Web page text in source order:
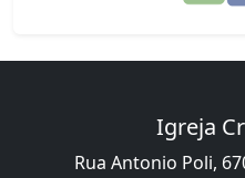
Igreja
Rua Antonio Poli,